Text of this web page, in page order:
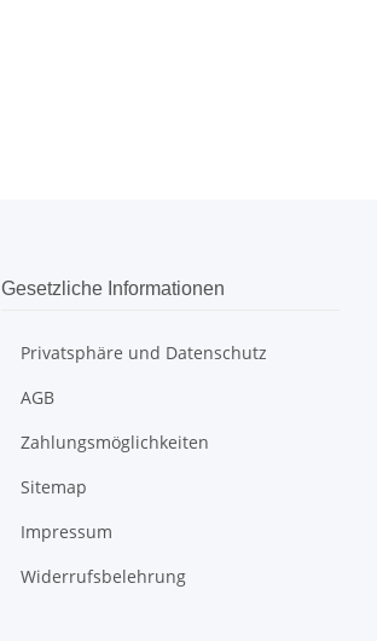
Gesetzliche Informationen
Privatsphäre und Datenschutz
AGB
Zahlungsmöglichkeiten
Sitemap
Impressum
Widerrufsbelehrung